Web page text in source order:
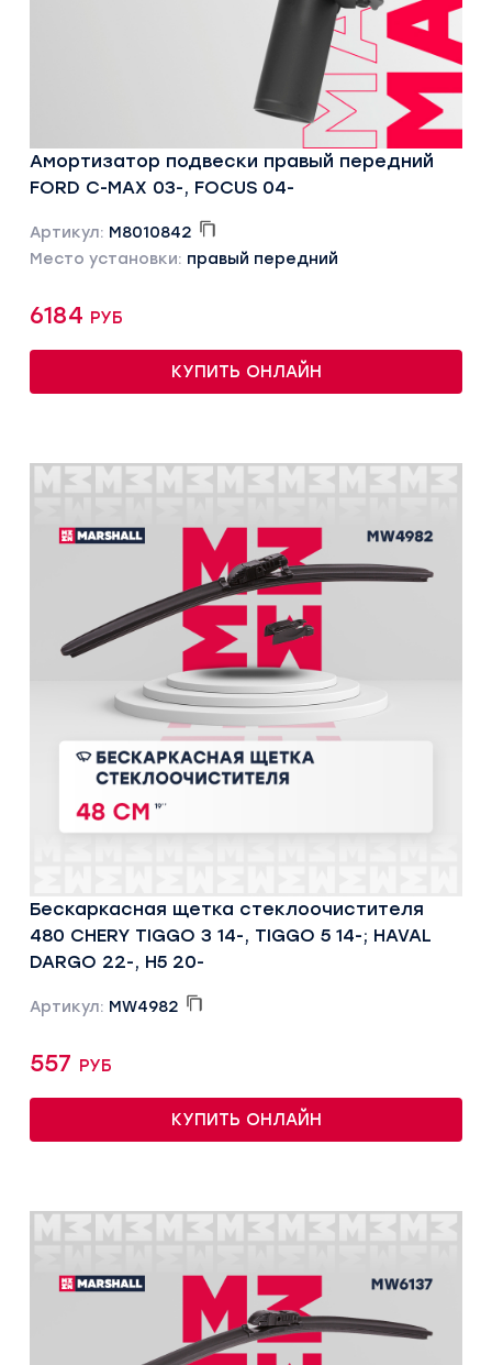
Амортизатор подвески правый передний
FORD C-MAX 03-, FOCUS 04-
Артикул: M8010842
Место установки: правый передний
6184 руб
КУПИТЬ ОНЛАЙН
Бескаркасная щетка стеклоочистителя
480 CHERY TIGGO 3 14-, TIGGO 5 14-; HAVAL
DARGO 22-, H5 20-
Артикул: MW4982
557 руб
КУПИТЬ ОНЛАЙН